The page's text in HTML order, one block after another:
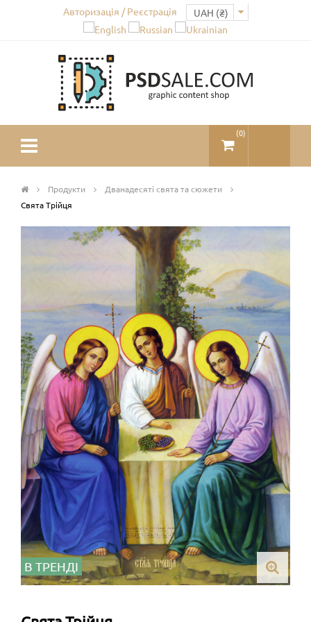
Авторизація / Реєстрація
(0)
Продукти
Дванадесяті свята та сюжети
Свята Трійця
В ТРЕНДІ